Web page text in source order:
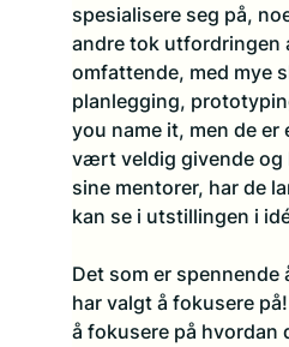
spesialisere seg på,
andre tok utfordringen
omfattende, med mye
planlegging,
you name it, men de er
vært veldig givende
sine mentorer, har de
kan se i utstillingen i
Det som er spennende
har valgt å fokusere
å fokusere på hvordan